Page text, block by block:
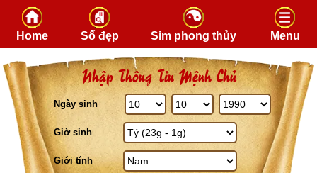
Skip to content
Home Số đẹp Sim phong thủy Menu
Nhập Thông Tin Mệnh Chủ
Ngày sinh
Giờ sinh
Giới tính